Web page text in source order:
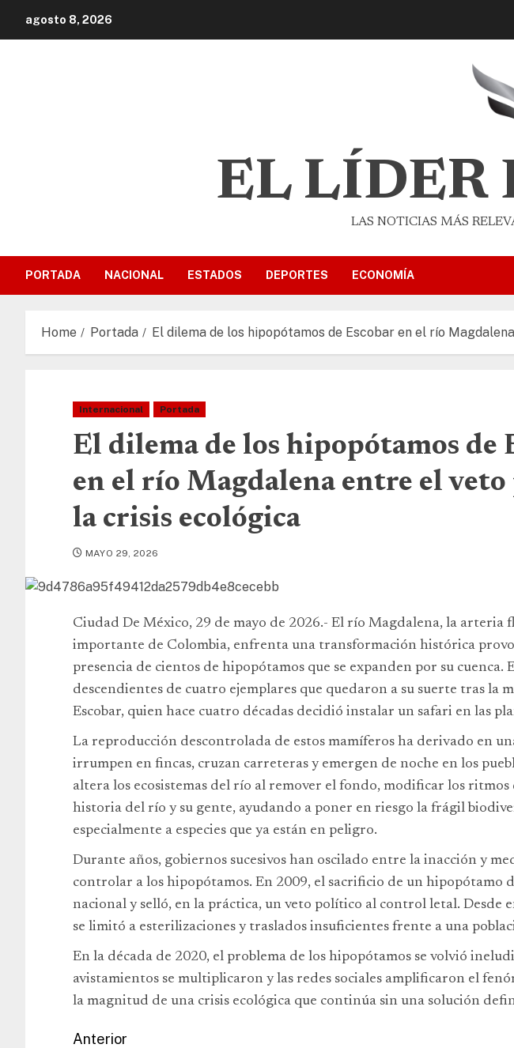
agosto 8, 2026
EL LÍDER
LAS NOTICIAS MÁS
PORTADA NACIONAL ESTADOS DEPORTES ECONOMÍA
Home Portada El dilema de los hipopótamos de Escobar en el río
Internacional Portada
El dilema de los hipopótamos de
en el río Magdalena entre el
la crisis ecológica
MAYO 29, 2026
Ciudad De México, 29 de mayo de 2026.- El río Magdalena, la arteria
importante de Colombia, enfrenta una transformación histórica
presencia de cientos de hipopótamos que se expanden por su cuenca.
descendientes de cuatro ejemplares que quedaron a su suerte tras la
Escobar, quien hace cuatro décadas decidió instalar un safari en las
La reproducción descontrolada de estos mamíferos ha derivado en
irrumpen en fincas, cruzan carreteras y emergen de noche en los
altera los ecosistemas del río al remover el fondo, modificar los ritmos
historia del río y su gente, ayudando a poner en riesgo la frágil
especialmente a especies que ya están en peligro.
Durante años, gobiernos sucesivos han oscilado entre la inacción y
controlar a los hipopótamos. En 2009, el sacrificio de un hipopótamo
nacional y selló, en la práctica, un veto político al control letal. Desde
se limitó a esterilizaciones y traslados insuficientes frente a una
En la década de 2020, el problema de los hipopótamos se volvió
avistamientos se multiplicaron y las redes sociales amplificaron el
la magnitud de una crisis ecológica que continúa sin una solución
Anterior